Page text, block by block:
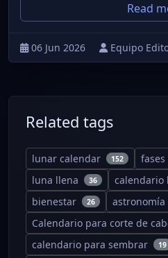
Read
06 Jun 2026 Equipo
Related tags
lunar calendar 152
luna llena 36 calendario
bienestar 26 astronomía
Calendario para corte de
calendario para sembrar 19